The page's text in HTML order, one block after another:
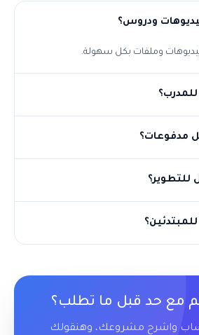
ودروس؟
وملفات بكل سهولة.
مدفوعات؟
للتطوير؟
مع حد قبل ما تطلب؟
واشرح مشروعك، وهنقولك